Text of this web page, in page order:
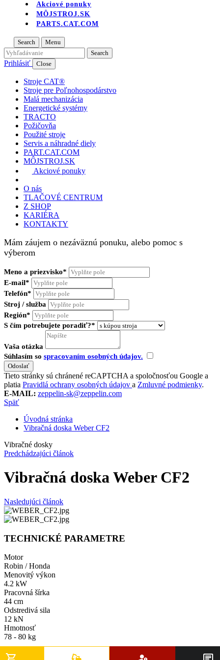
Akciové ponuky
MÔJSTROJ.SK
PARTS.CAT.COM
Search Menu
Prihlásiť Close
Stroje CAT®
Stroje pre Poľnohospodárstvo
Malá mechanizácia
Energetické systémy
TRACTO
Požičovňa
Použité stroje
Servis a náhradné diely
PART.CAT.COM
MÔJSTROJ.SK
Akciové ponuky
O nás
TLAČOVÉ CENTRUM
Z SHOP
KARIÉRA
KONTAKTY
Mám záujem o nezáväznú ponuku, alebo pomoc s
výberom
Meno a priezvisko*
E-mail*
Telefón*
Stroj / služba
Región*
S čím potrebujete poradiť?*
Vaša otázka
Súhlasím so spracovaním osobných údajov.
Tieto stránky sú chránené reCAPTCHA a spoločnosťou Google a
platia Pravidlá ochrany osobných údajov a Zmluvné podmienky.
E-MAIL: zeppelin-sk@zeppelin.com
Späť
Úvodná stránka
Vibračná doska Weber CF2
Vibračné dosky
Predchádzajúci článok
Vibračná doska Weber CF2
Nasledujúci článok
TECHNICKÉ PARAMETRE
Motor
Robin / Honda
Menovitý výkon
4.2 kW
Pracovná šírka
44 cm
Odstredivá sila
12 kN
Hmotnosť
78 - 80 kg